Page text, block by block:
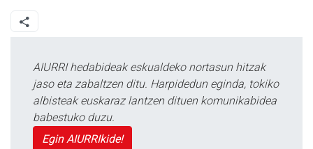
AIURRI hedabideak eskualdeko nortasun hitzak
jaso eta zabaltzen ditu. Harpidedun eginda, tokiko
albisteak euskaraz lantzen dituen komunikabidea
babestuko duzu.
Egin AIURRIkide!